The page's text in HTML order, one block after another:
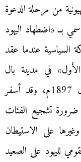
من مرحلة الدعوة
بــ «اضطهاد اليهود
السياسية عندما عقد
الأول» في مدينة بال
السويسرية ما بين 29 و31 غشت 1897م، وقد أسفر
ضرورة تشجيع الفئات
وغيرها على الاستيطان
لليهود على الصعيد